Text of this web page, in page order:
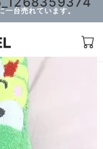
台売れています。